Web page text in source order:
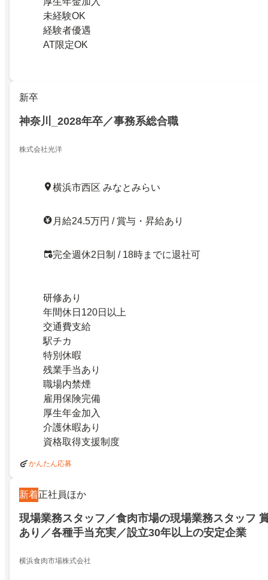
未経験OK
経験者優遇
AT限定OK
新卒
神奈川_2028年卒／事務系総合職
株式会社光洋
横浜市西区 みなとみらい
月給24.5万円 / 賞与・昇給あり
完全週休2日制 / 18時までに退社可
研修あり
年間休日120日以上
交通費支給
駅チカ
特別休暇
残業手当あり
職場内禁煙
雇用保険完備
厚生年金加入
介護休暇あり
資格取得支援制度
かんたん応募
新着正社員ほか
現場業務スタッフ／食肉市場の現場業務スタッフ
あり／各種手当充実／設立30年以上の安定企業
横浜食肉市場株式会社